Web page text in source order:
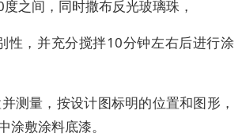
之间，同时撒布反光玻璃珠，
性，并充分搅拌10分钟左右后进行涂
测量，按设计图标明的位置和图形，
涂敷涂料底漆。